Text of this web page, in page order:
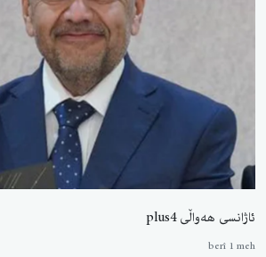
ئاژانسی هەواڵی plus4
berî 1 meh